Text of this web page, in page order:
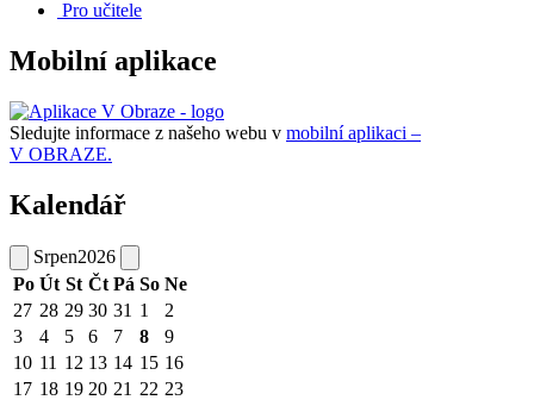
Pro učitele
Mobilní aplikace
Sledujte informace z našeho webu v mobilní aplikaci –
V OBRAZE.
Kalendář
Srpen2026
Po Út St Čt Pá So Ne
27 28 29 30 31 1
2
3
4 5 6 7 8
9
10 11 12 13 14 15 16
17 18 19 20 21 22 23